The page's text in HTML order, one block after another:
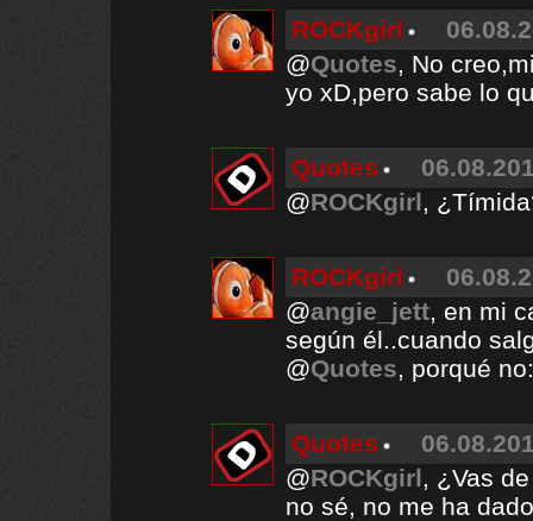
ROCKgirl
@Quotes, No
yo xD,pero sabe lo
Quotes
@ROCKgirl,
ROCKgirl
@angie_jett, en mi
según él..cuando
@Quotes, porqué
Quotes
@ROCKgirl, ¿Vas
no sé, no me ha